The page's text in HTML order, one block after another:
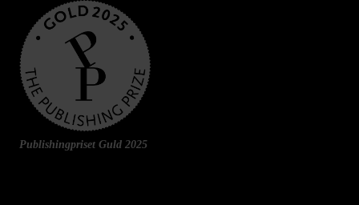
Publishingpriset Guld 2025